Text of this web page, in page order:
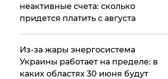
неактивные счета: сколько
придется платить с августа
Из-за жары энергосистема
Украины работает на пределе: в
каких областях 30 июня будут